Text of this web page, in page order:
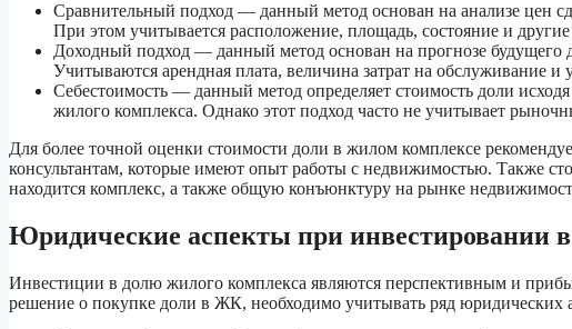
Сравнительный подход — данный метод основан на анализе цен
При этом учитывается расположение, площадь, состояние и другие
Доходный подход — данный метод основан на прогнозе будущего
Учитываются арендная плата, величина затрат на обслуживание и
Себестоимость — данный метод определяет стоимость доли
жилого комплекса. Однако этот подход часто не учитывает
Для более точной оценки стоимости доли в жилом комплексе
консультантам, которые имеют опыт работы с недвижимостью. Также
находится комплекс, а также общую конъюнктуру на рынке
Юридические аспекты при инвестировании
Инвестиции в долю жилого комплекса являются перспективным и
решение о покупке доли в ЖК, необходимо учитывать ряд юридических